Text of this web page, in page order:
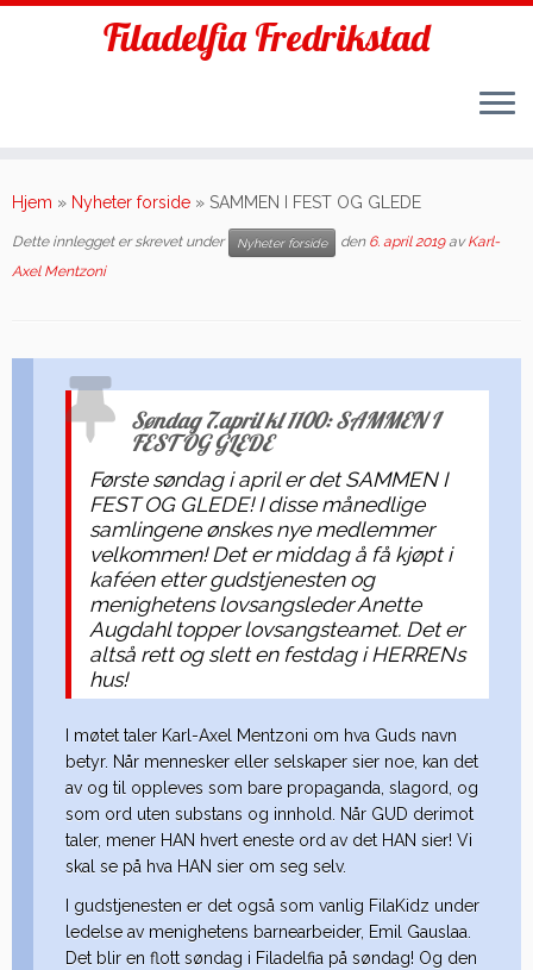
to
Filadelfia Fredrikstad
Hjem » Nyheter forside » SAMMEN I FEST OG GLEDE
Dette innlegget er skrevet under Nyheter forside den 6. april 2019 avKarl-
Axel Mentzoni
Søndag 7.april kl 1100: SAMMEN I
FEST OG GLEDE
Første søndag i april er det SAMMEN I
FEST OG GLEDE! I disse månedlige
samlingene ønskes nye medlemmer
velkommen! Det er middag å få kjøpt i
kaféen etter gudstjenesten og
menighetens lovsangsleder Anette
Augdahl topper lovsangsteamet. Det er
altså rett og slett en festdag i HERRENs
hus!
I møtet taler Karl-Axel Mentzoni om hva Guds navn
betyr. Når mennesker eller selskaper sier noe, kan det
av og til oppleves som bare propaganda, slagord, og
som ord uten substans og innhold. Når GUD derimot
taler, mener HAN hvert eneste ord av det HAN sier! Vi
skal se på hva HAN sier om seg selv.
I gudstjenesten er det også som vanlig FilaKidz under
ledelse av menighetens barnearbeider, Emil Gauslaa.
Det blir en flott søndag i Filadelfia på søndag! Og den